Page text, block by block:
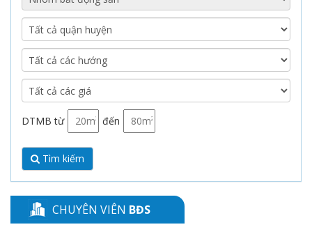
DTMB từ đến
Tìm kiếm
CHUYÊN VIÊN BĐS